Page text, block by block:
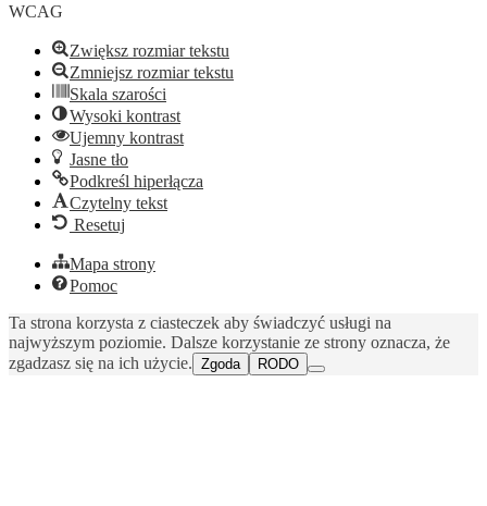
WCAG
Zwiększ rozmiar tekstu
Zmniejsz rozmiar tekstu
Skala szarości
Wysoki kontrast
Ujemny kontrast
Jasne tło
Podkreśl hiperłącza
Czytelny tekst
Resetuj
Mapa strony
Pomoc
Ta strona korzysta z ciasteczek aby świadczyć usługi na
najwyższym poziomie. Dalsze korzystanie ze strony oznacza, że
zgadzasz się na ich użycie. Zgoda RODO